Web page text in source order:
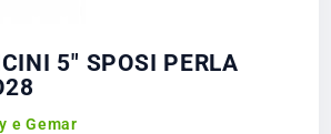
5" SPOSI PERLA
e Gemar